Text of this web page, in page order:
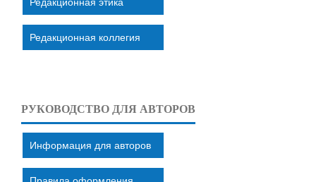
Редакционная коллегия
РУКОВОДСТВО ДЛЯ АВТОРОВ
Информация для авторов